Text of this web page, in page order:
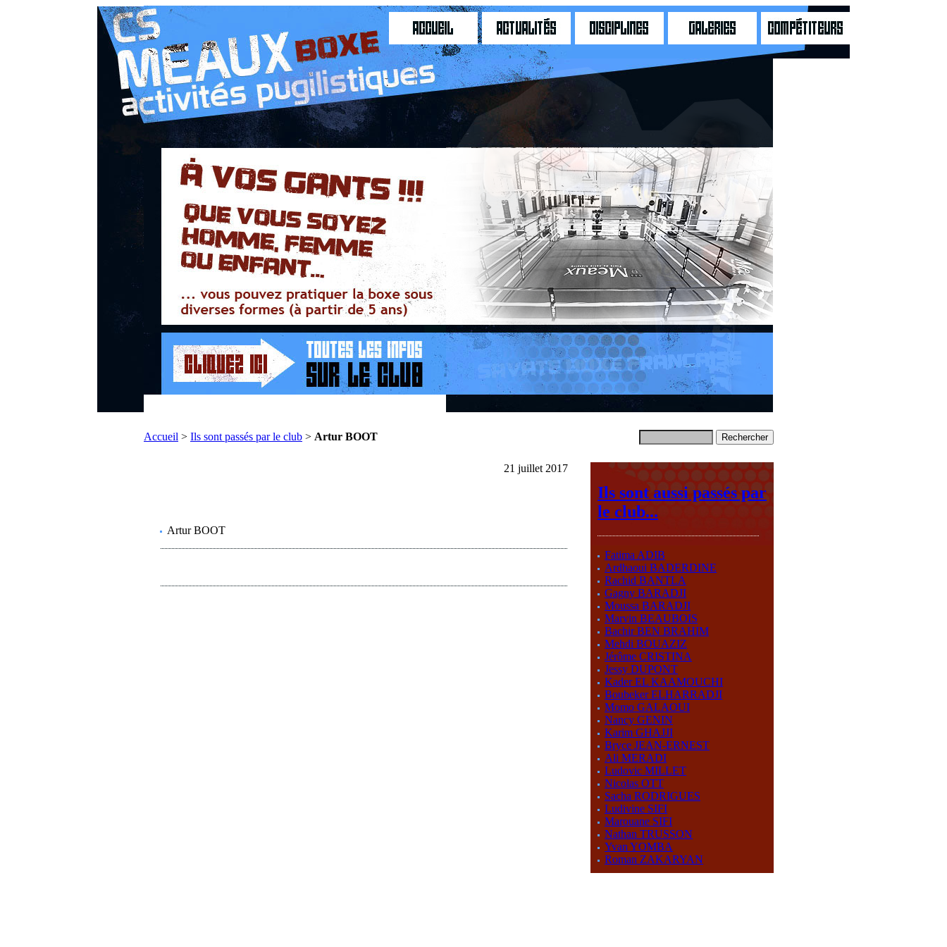
Accueil > Ils sont passés par le club > Artur BOOT
21 juillet 2017
Artur BOOT
Ils sont aussi passés par
le club...
Fatima ADIB
Ardhaoui BADERDINE
Rachid BANTLA
Gagny BARADJI
Moussa BARADJI
Marvin BEAUBOIS
Bachir BEN BRAHIM
Mehdi BOUAZIZ
Jérôme CRISTINA
Jessy DUPONT
Kader EL KAAMOUCHI
Boubeker ELHARRADJI
Momo GALAOUI
Nancy GENIN
Karim GHAJJI
Bryce JEAN-ERNEST
Ali MERADI
Ludovic MILLET
Nicolas OTT
Sacha RODRIGUES
Ludivine SIFI
Marouane SIFI
Nathan TRUSSON
Yvan YOMBA
Roman ZAKARYAN